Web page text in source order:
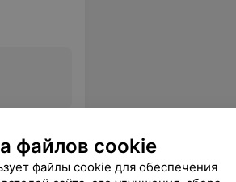
файлов cookie
файлы cookie для обеспечения